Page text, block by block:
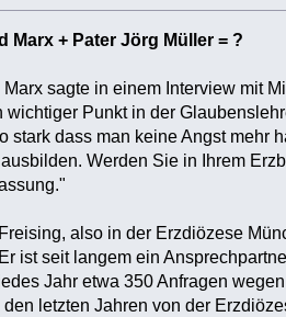
Marx + Pater Jörg Müller = ?
sagte in einem Interview mit
wichtiger Punkt in der
stark dass man keine Angst mehr
Werden Sie in Ihrem
also in der Erzdiözese
ist seit langem ein
Jahr etwa 350 Anfragen
letzten Jahren von der